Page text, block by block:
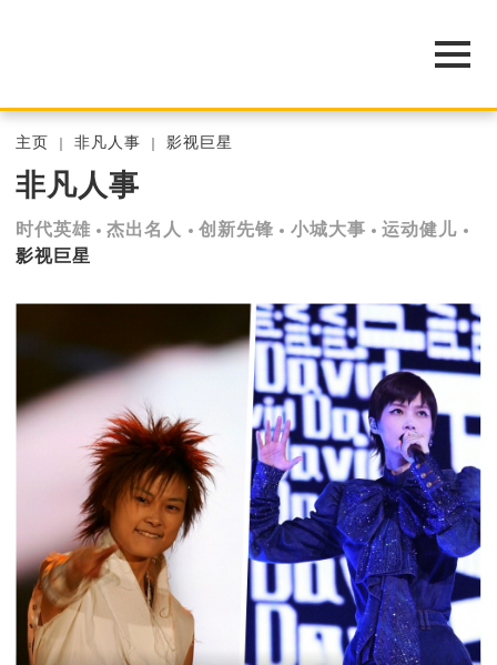
主页 非凡人事 影视巨星
非凡人事
时代英雄 杰出名人 创新先锋 小城大事
运动健儿
影视巨星